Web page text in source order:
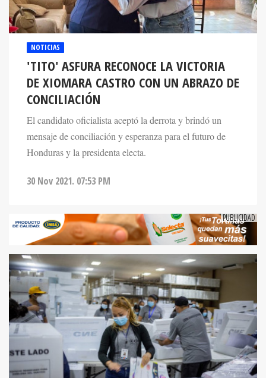
NOTICIAS
'TITO' ASFURA RECONOCE LA VICTORIA
DE XIOMARA CASTRO CON UN ABRAZO DE
CONCILIACIÓN
El candidato oficialista aceptó la derrota y brindó un
mensaje de conciliación y esperanza para el futuro de
Honduras y la presidenta electa.
30 Nov 2021. 07:53 PM